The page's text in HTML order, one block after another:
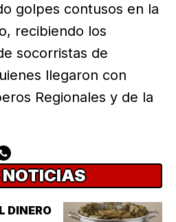
golpes contusos en la
recibiendo los
socorristas de
llegaron con
Regionales y de la
DINERO